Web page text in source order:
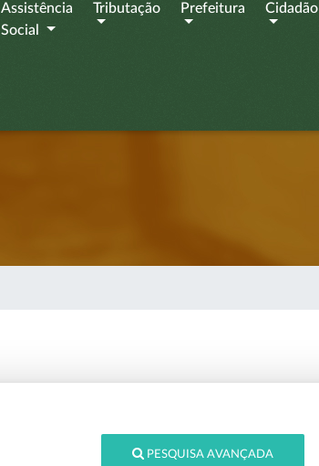
Assistência
Social
Tributação Prefeitura Cidadão
PESQUISA AVANÇADA